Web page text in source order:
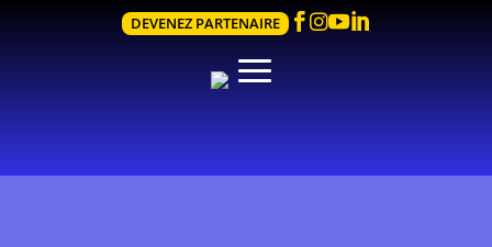
DEVENEZ PARTENAIRE  